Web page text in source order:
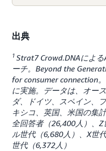
出典
1 Strat7 Crowd.DNAによ
ーチ。Beyond the
for consumer connection
に実施。データは、オー
ダ、ドイツ、スペイン、
キシコ、英国、米国の集
全回答者（26,400人）、
ル世代（6,680人）、X世
世代（6,372人）